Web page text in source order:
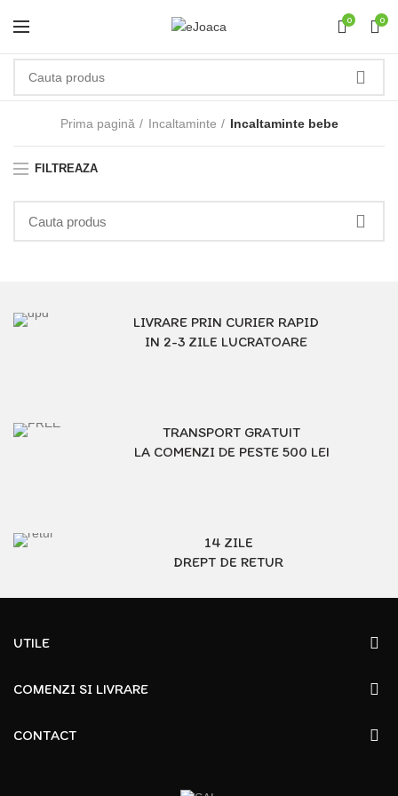
0 0
Prima pagină Incaltaminte Incaltaminte bebe
FILTREAZA
LIVRARE PRIN CURIER RAPID
IN 2-3 ZILE LUCRATOARE
TRANSPORT GRATUIT
LA COMENZI DE PESTE 500 LEI
14 ZILE
DREPT DE RETUR
UTILE
COMENZI SI LIVRARE
CONTACT